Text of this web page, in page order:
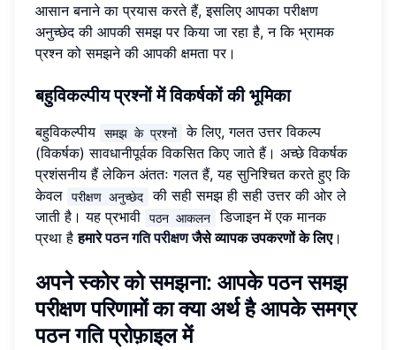
आसान बनाने का प्रयास करते हैं, इसलिए आपका परीक्षण
अनुच्छेद की आपकी समझ पर किया जा रहा है, न कि भ्रामक
प्रश्न को समझने की आपकी क्षमता पर।
बहुविकल्पीय प्रश्नों में विकर्षकों की भूमिका
बहुविकल्पीय समझ के प्रश्नों के लिए, गलत उत्तर विकल्प
(विकर्षक) सावधानीपूर्वक विकसित किए जाते हैं। अच्छे विकर्षक
प्रशंसनीय हैं लेकिन अंततः गलत हैं, यह सुनिश्चित करते हुए कि
केवल
परीक्षण अनुच्छेद
की सही समझ ही सही उत्तर की ओर ले
जाती है। यह प्रभावी
पठन आकलन
डिजाइन में एक मानक
प्रथा हैहमारेपठन गति परीक्षणजैसे व्यापक उपकरणों के लिए।
अपने स्कोर को समझना: आपके पठन समझ
परीक्षण परिणामों का क्या अर्थ है आपके समग्र
पठन गति प्रोफ़ाइल में